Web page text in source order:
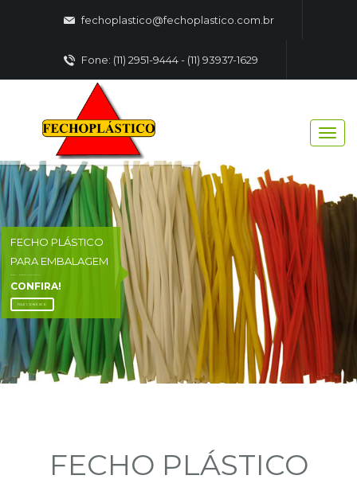
fechoplastico@fechoplastico.com.br
Fone: (11) 2951-9444 - (11) 93937-1629
FECHO PLÁSTICO
PARA EMBALAGEM
CONFIRA!
FALE CONOSCO
FECHO PLÁSTICO